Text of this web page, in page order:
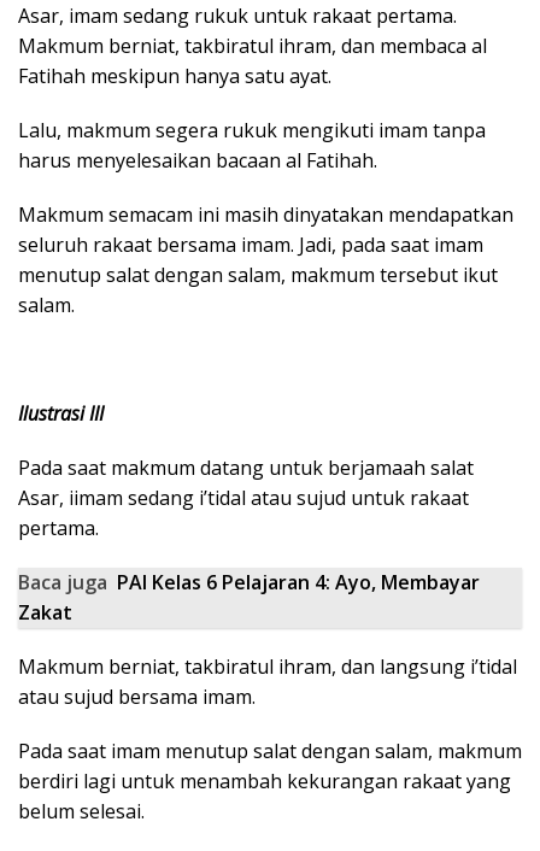
Asar, imam sedang rukuk untuk rakaat pertama.
Makmum berniat, takbiratul ihram, dan membaca al
Fatihah meskipun hanya satu ayat.
Lalu, makmum segera rukuk mengikuti imam tanpa
harus menyelesaikan bacaan al Fatihah.
Makmum semacam ini masih dinyatakan mendapatkan
seluruh rakaat bersama imam. Jadi, pada saat imam
menutup salat dengan salam, makmum tersebut ikut
salam.
Ilustrasi III
Pada saat makmum datang untuk berjamaah salat
Asar, iimam sedang i’tidal atau sujud untuk rakaat
pertama.
Baca juga PAI Kelas 6 Pelajaran 4: Ayo, Membayar
Zakat
Makmum berniat, takbiratul ihram, dan langsung i’tidal
atau sujud bersama imam.
Pada saat imam menutup salat dengan salam, makmum
berdiri lagi untuk menambah kekurangan rakaat yang
belum selesai.